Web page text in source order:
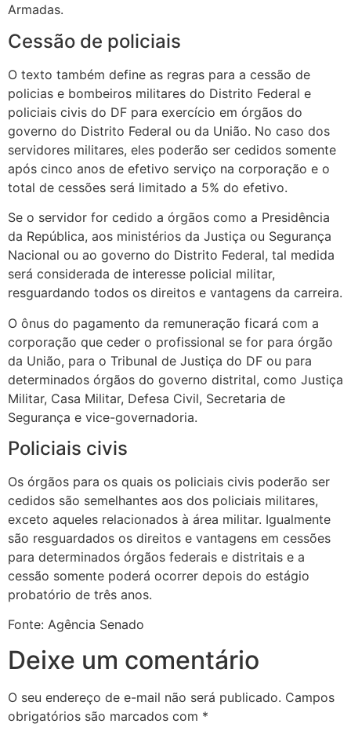
Armadas.
Cessão de policiais
O texto também define as regras para a cessão de
policias e bombeiros militares do Distrito Federal e
policiais civis do DF para exercício em órgãos do
governo do Distrito Federal ou da União. No caso dos
servidores militares, eles poderão ser cedidos somente
após cinco anos de efetivo serviço na corporação e o
total de cessões será limitado a 5% do efetivo.
Se o servidor for cedido a órgãos como a Presidência
da República, aos ministérios da Justiça ou Segurança
Nacional ou ao governo do Distrito Federal, tal medida
será considerada de interesse policial militar,
resguardando todos os direitos e vantagens da carreira.
O ônus do pagamento da remuneração ficará com a
corporação que ceder o profissional se for para órgão
da União, para o Tribunal de Justiça do DF ou para
determinados órgãos do governo distrital, como Justiça
Militar, Casa Militar, Defesa Civil, Secretaria de
Segurança e vice-governadoria.
Policiais civis
Os órgãos para os quais os policiais civis poderão ser
cedidos são semelhantes aos dos policiais militares,
exceto aqueles relacionados à área militar. Igualmente
são resguardados os direitos e vantagens em cessões
para determinados órgãos federais e distritais e a
cessão somente poderá ocorrer depois do estágio
probatório de três anos.
Fonte: Agência Senado
Deixe um comentário
O seu endereço de e-mail não será publicado. Campos
obrigatórios são marcados com *